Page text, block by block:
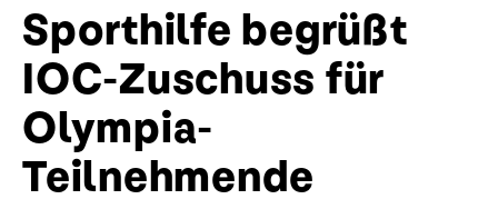
Sporthilfe begrüßt
IOC-Zuschuss für
Olympia-
Teilnehmende